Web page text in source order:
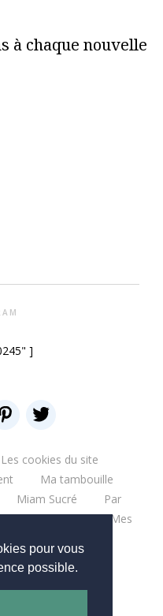
pour vous
possible.
à chaque nouvelle
]
Les cookies du site
Ma tambouille
Miam Sucré
Par
Bonne table
Mes
Mes chantiers
CookingOut